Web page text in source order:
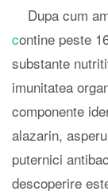
Dupa cum
contine peste
substante
imunitatea
componente
alazarin,
puternici
descoperire